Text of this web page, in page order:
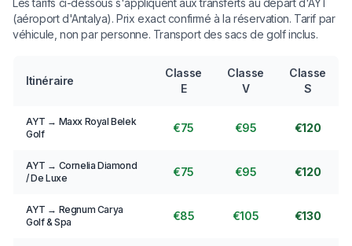
(aéroport d'Antalya). Prix exact confirmé à la réservation. Tarif par
véhicule, non par personne. Transport des sacs de golf inclus.
Itinéraire
Classe
E
Classe
V
Classe
S
AYT → Maxx Royal Belek
Golf
€75 €95 €120
AYT → Cornelia Diamond
/ De Luxe
€75 €95 €120
AYT → Regnum Carya
Golf & Spa
€85 €105 €130